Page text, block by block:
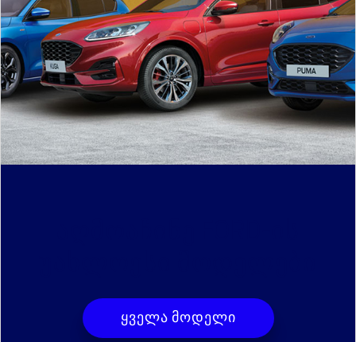
ყველა მოდელი